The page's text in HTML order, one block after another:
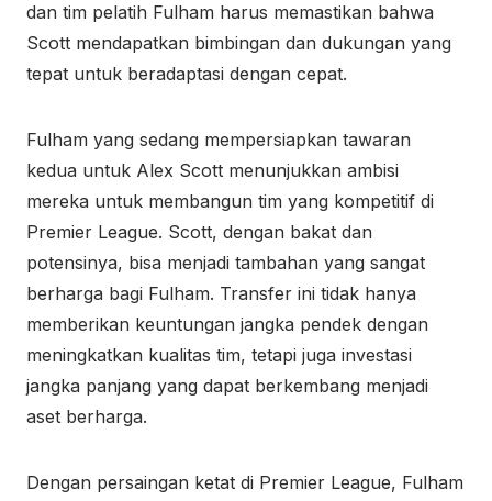
dan tim pelatih Fulham harus memastikan bahwa
Scott mendapatkan bimbingan dan dukungan yang
tepat untuk beradaptasi dengan cepat.
Fulham yang sedang mempersiapkan tawaran
kedua untuk Alex Scott menunjukkan ambisi
mereka untuk membangun tim yang kompetitif di
Premier League. Scott, dengan bakat dan
potensinya, bisa menjadi tambahan yang sangat
berharga bagi Fulham. Transfer ini tidak hanya
memberikan keuntungan jangka pendek dengan
meningkatkan kualitas tim, tetapi juga investasi
jangka panjang yang dapat berkembang menjadi
aset berharga.
Dengan persaingan ketat di Premier League, Fulham